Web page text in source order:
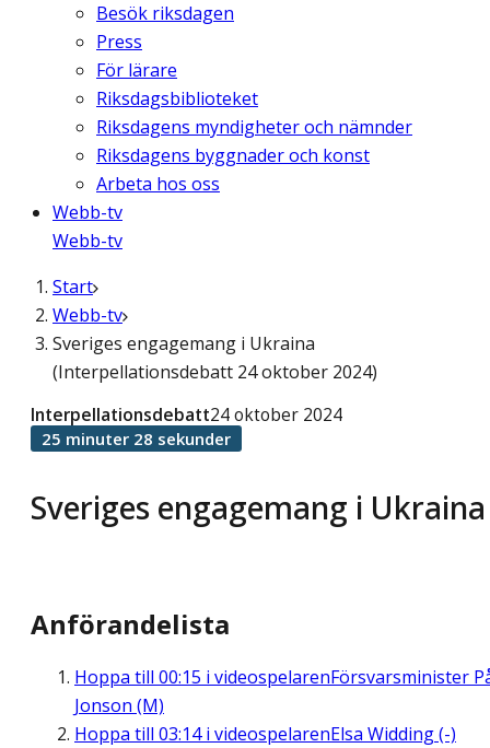
Besök riksdagen
Press
För lärare
Riksdagsbiblioteket
Riksdagens myndigheter och nämnder
Riksdagens byggnader och konst
Arbeta hos oss
Webb-tv
Webb-tv
Start
Webb-tv
Sveriges engagemang i Ukraina
(Interpellationsdebatt 24 oktober 2024)
Sveriges engagemang i Ukraina
Interpellationsdebatt24 oktober 2024
25 minuter 28 sekunder
Anförandelista
Hoppa till 00:15 i videospelarenFörsvarsminister
Jonson (M)
Hoppa till 03:14i videospelarenElsa Widding (-)